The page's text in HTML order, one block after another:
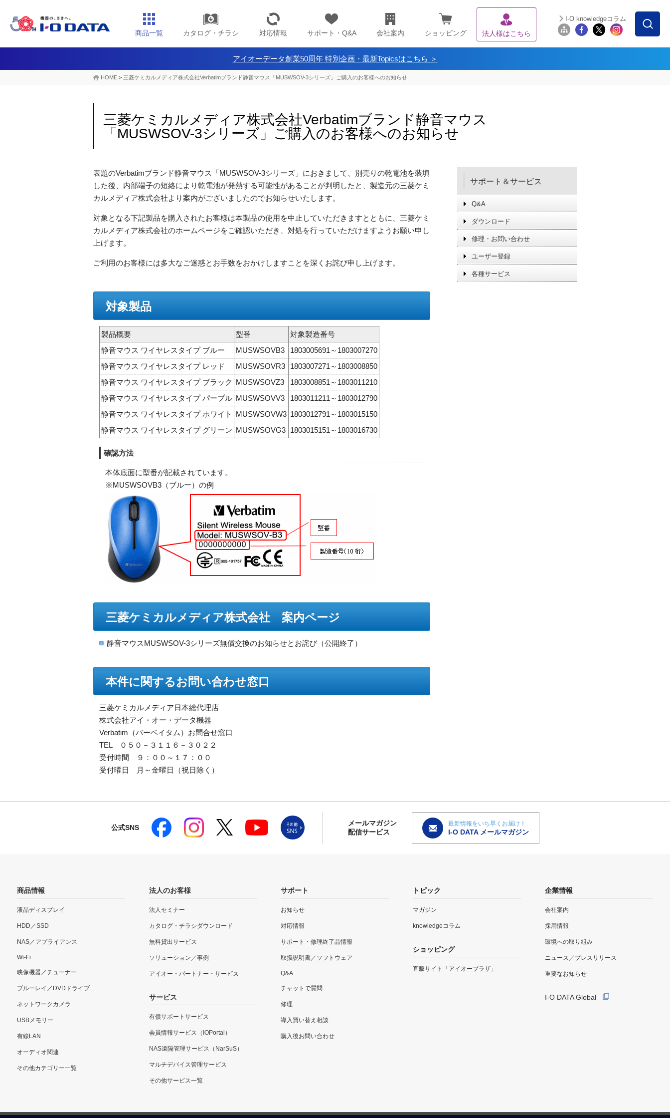
商品一覧 カタログ・チラシ 対応情報 サポート・Q&A 会社案内 ショッピング 法人様はこちら
I-O knowledgeコラム
アイオーデータ創業50周年 特別企画・最新Topicsはこちら ＞
HOME > 三菱ケミカルメディア株式会社Verbatimブランド静音マウス「MUSWSOV-3シリーズ」ご購入のお客様へのお知らせ
三菱ケミカルメディア株式会社Verbatimブランド静音マウス
「MUSWSOV-3シリーズ」ご購入のお客様へのお知らせ
表題のVerbatimブランド静音マウス「MUSWSOV-3シリーズ」におきまして、別売りの乾電池を装填
した後、内部端子の短絡により乾電池が発熱する可能性があることが判明したと、製造元の三菱ケミ
カルメディア株式会社より案内がございましたのでお知らせいたします。
対象となる下記製品を購入されたお客様は本製品の使用を中止していただきますとともに、三菱ケミ
カルメディア株式会社のホームページをご確認いただき、対処を行っていただけますようお願い申し
上げます。
ご利用のお客様には多大なご迷惑とお手数をおかけしますことを深くお詫び申し上げます。
対象製品
製品概要 型番
対象製造番号
静音マウス ワイヤレスタイプ ブルー
MUSWSOVB3
1803005691～1803007270
静音マウス ワイヤレスタイプ レッド
MUSWSOVR3
1803007271～1803008850
静音マウス ワイヤレスタイプ ブラック MUSWSOVZ3
1803008851～1803011210
静音マウス ワイヤレスタイプ パープル MUSWSOVV3
1803011211～1803012790
静音マウス ワイヤレスタイプ ホワイト
MUSWSOVW3 1803012791～1803015150
静音マウス ワイヤレスタイプ グリーン MUSWSOVG3 1803015151～1803016730
確認方法
本体底面に型番が記載されています。
※MUSWSOVB3（ブルー）の例
三菱ケミカルメディア株式会社 案内ページ
静音マウスMUSWSOV-3シリーズ無償交換のお知らせとお詫び（公開終了）
本件に関するお問い合わせ窓口
三菱ケミカルメディア日本総代理店
株式会社アイ・オー・データ機器
Verbatim（バーベイタム）お問合せ窓口
TEL ０５０－３１１６－３０２２
受付時間 ９：００～１７：００
受付曜日 月～金曜日（祝日除く）
サポート＆サービス
Q&A
ダウンロード
修理・お問い合わせ
ユーザー登録
各種サービス
公式SNS
メールマガジン
配信サービス
最新情報をいち早くお届け！
I-O DATA メールマガジン
商品情報
液晶ディスプレイ
HDD／SSD
NAS／アプライアンス
Wi-Fi
映像機器／チューナー
ブルーレイ／DVDドライブ
ネットワークカメラ
USBメモリー
有線LAN
オーディオ関連
その他カテゴリー一覧
法人のお客様
法人セミナー
カタログ・チラシダウンロード
無料貸出サービス
ソリューション／事例
アイオー・パートナー・サービス
サービス
有償サポートサービス
会員情報サービス（IOPortal）
NAS遠隔管理サービス（NarSuS）
マルチデバイス管理サービス
その他サービス一覧
サポート
お知らせ
対応情報
サポート・修理終了品情報
取扱説明書／ソフトウェア
Q&A
チャットで質問
修理
導入買い替え相談
購入後お問い合わせ
トピック
マガジン
knowledgeコラム
ショッピング
直販サイト「アイオープラザ」
企業情報
会社案内
採用情報
環境への取り組み
ニュース／プレスリリース
重要なお知らせ
I-O DATA Global